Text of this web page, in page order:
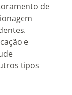
de
e
tipos